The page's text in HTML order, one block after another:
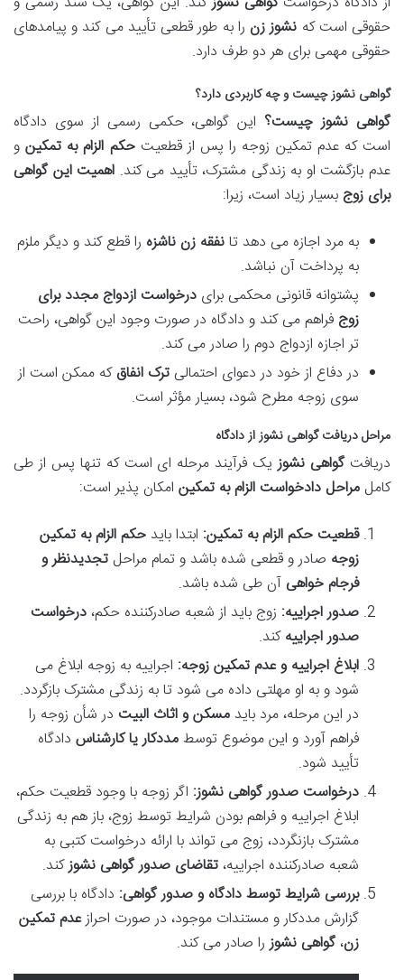
حقوقی است که نشوز زن را به طور قطعی تأیید می کند و پیامدهای
حقوقی مهمی برای هر دو طرف دارد.
گواهی نشوز چیست و چه کاربردی دارد؟
گواهی نشوز چیست؟ این گواهی، حکمی رسمی از سوی دادگاه
است که عدم تمکین زوجه را پس از قطعیتحکم الزام به تمکینو
عدم بازگشت او به زندگی مشترک، تأیید می کند. اهمیت این گواهی
برای زوجبسیار زیاد است، زیرا:
به مرد اجازه می دهد تانفقه زن ناشزه را قطع کند و دیگر ملزم
به پرداخت آن نباشد.
پشتوانه قانونی محکمی برای درخواست ازدواج مجدد برای
زوجفراهم می کند و دادگاه در صورت وجود این گواهی، راحت
تر اجازه ازدواج دوم را صادر می کند.
در دفاع از خود در دعوای احتمالی ترک انفاقکه ممکن است از
سوی زوجه مطرح شود، بسیار مؤثر است.
مراحل دریافت گواهی نشوز از دادگاه
دریافتگواهی نشوزیک فرآیند مرحله ای است که تنها پس از طی
کامل مراحل دادخواست الزام به تمکین امکان پذیر است:
قطعیت حکم الزام به تمکین: ابتدا بایدحکم الزام به تمکین
زوجه صادر و قطعی شده باشد و تمام مراحل تجدیدنظر و
فرجام خواهیآن طی شده باشد.
صدور اجراییه: زوج باید از شعبه صادرکننده حکم، درخواست
صدور اجراییهکند.
ابلاغ اجراییه و عدم تمکین زوجه: اجراییه به زوجه ابلاغ می
شود و به او مهلتی داده می شود تا به زندگی مشترک بازگردد.
در این مرحله، مرد بایدمسکن و اثاث البیت در شأن زوجه را
فراهم آورد و این موضوع توسطمددکار یا کارشناس دادگاه
تأیید شود.
درخواست صدور گواهی نشوز: اگر زوجه با وجود قطعیت حکم،
ابلاغ اجراییه و فراهم بودن شرایط توسط زوج، باز هم به زندگی
مشترک بازنگردد، زوج می تواند با ارائه درخواست کتبی به
شعبه صادرکننده اجراییه، تقاضای صدور گواهی نشوزکند.
بررسی شرایط توسط دادگاه و صدور گواهی: دادگاه با بررسی
گزارش مددکار و مستندات موجود، در صورت احرازعدم تمکین
زن،گواهی نشوزرا صادر می کند.